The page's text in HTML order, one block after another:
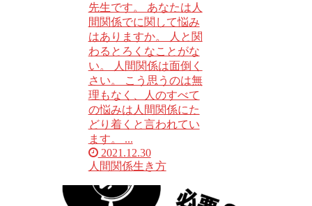
先生です。 あなたは人
間関係でに関して悩み
はありますか。 人と関
わるとろくなことがな
い。 人間関係は面倒く
さい。 こう思うのは無
理もなく、人のすべて
の悩みは人間関係にた
どり着くと言われてい
ます。 ...
2021.12.30
人間関係生き方